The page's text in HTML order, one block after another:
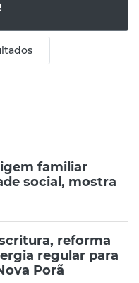
familiar
social, mostra
reforma
regular para
Porã